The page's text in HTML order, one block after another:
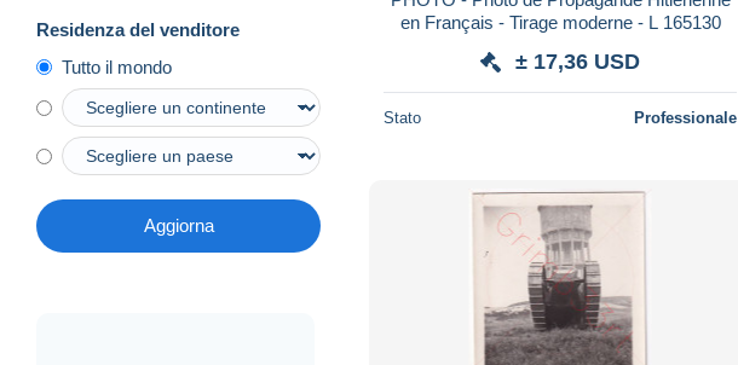
Residenza del venditore
Tutto il mondo
Aggiorna
en Français - Tirage moderne - L 165130
± 17,36 USD
Stato Professionale